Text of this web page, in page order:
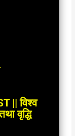
|| विश्व
वृद्धि